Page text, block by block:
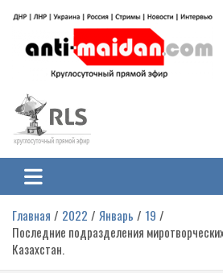
содержимому
Антимайдан:
на Украине
гражданской войне на Украине, включая
ЛНР и других регионах.
Главная 2022 Январь
19
Последние подразделения
Казахстан.